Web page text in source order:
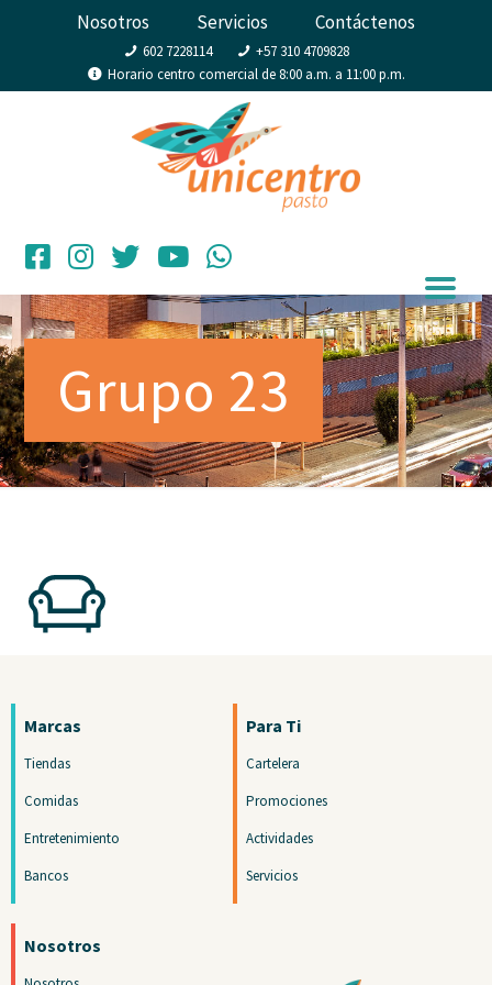
Nosotros Servicios Contáctenos
602 7228114
+57 310 4709828
Horario centro comercial de 8:00 a.m. a 11:00 p.m.
Grupo 23
Marcas
Tiendas
Comidas
Entretenimiento
Bancos
Para Ti
Cartelera
Promociones
Actividades
Servicios
Nosotros